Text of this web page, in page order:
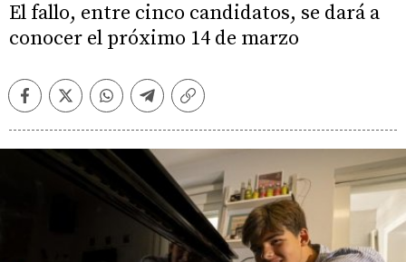
El fallo, entre cinco candidatos, se dará a
conocer el próximo 14 de marzo
FacebookTwitterWhatsappTelegramCopiar